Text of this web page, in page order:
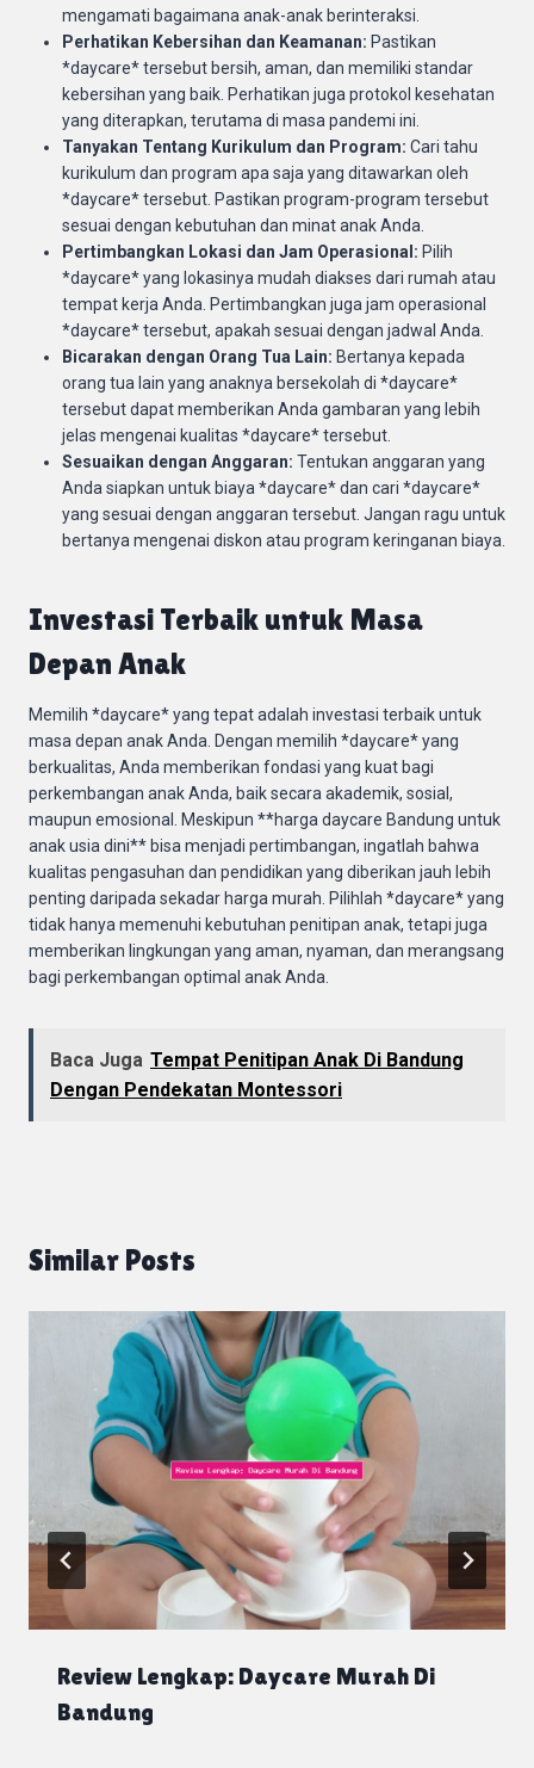
mengamati bagaimana anak-anak berinteraksi.
Perhatikan Kebersihan dan Keamanan: Pastikan
*daycare* tersebut bersih, aman, dan memiliki standar
kebersihan yang baik. Perhatikan juga protokol kesehatan
yang diterapkan, terutama di masa pandemi ini.
Tanyakan Tentang Kurikulum dan Program: Cari tahu
kurikulum dan program apa saja yang ditawarkan oleh
*daycare* tersebut. Pastikan program-program tersebut
sesuai dengan kebutuhan dan minat anak Anda.
Pertimbangkan Lokasi dan Jam Operasional: Pilih
*daycare* yang lokasinya mudah diakses dari rumah atau
tempat kerja Anda. Pertimbangkan juga jam operasional
*daycare* tersebut, apakah sesuai dengan jadwal Anda.
Bicarakan dengan Orang Tua Lain: Bertanya kepada
orang tua lain yang anaknya bersekolah di *daycare*
tersebut dapat memberikan Anda gambaran yang lebih
jelas mengenai kualitas *daycare* tersebut.
Sesuaikan dengan Anggaran: Tentukan anggaran yang
Anda siapkan untuk biaya *daycare* dan cari *daycare*
yang sesuai dengan anggaran tersebut. Jangan ragu untuk
bertanya mengenai diskon atau program keringanan biaya.
Investasi Terbaik untuk Masa
Depan Anak
Memilih *daycare* yang tepat adalah investasi terbaik untuk
masa depan anak Anda. Dengan memilih *daycare* yang
berkualitas, Anda memberikan fondasi yang kuat bagi
perkembangan anak Anda, baik secara akademik, sosial,
maupun emosional. Meskipun **harga daycare Bandung untuk
anak usia dini** bisa menjadi pertimbangan, ingatlah bahwa
kualitas pengasuhan dan pendidikan yang diberikan jauh lebih
penting daripada sekadar harga murah. Pilihlah *daycare* yang
tidak hanya memenuhi kebutuhan penitipan anak, tetapi juga
memberikan lingkungan yang aman, nyaman, dan merangsang
bagi perkembangan optimal anak Anda.
Baca Juga Tempat Penitipan Anak Di Bandung
Dengan Pendekatan Montessori
Similar Posts
Review Lengkap: Daycare Murah Di
Bandung